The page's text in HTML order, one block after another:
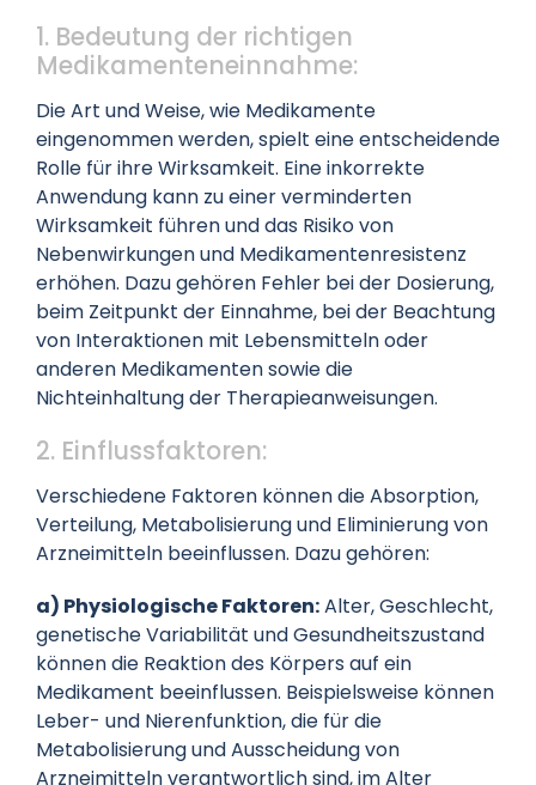
1. Bedeutung der richtigen
Medikamenteneinnahme:
Die Art und Weise, wie Medikamente
eingenommen werden, spielt eine entscheidende
Rolle für ihre Wirksamkeit. Eine inkorrekte
Anwendung kann zu einer verminderten
Wirksamkeit führen und das Risiko von
Nebenwirkungen und Medikamentenresistenz
erhöhen. Dazu gehören Fehler bei der Dosierung,
beim Zeitpunkt der Einnahme, bei der Beachtung
von Interaktionen mit Lebensmitteln oder
anderen Medikamenten sowie die
Nichteinhaltung der Therapieanweisungen.
2. Einflussfaktoren:
Verschiedene Faktoren können die Absorption,
Verteilung, Metabolisierung und Eliminierung von
Arzneimitteln beeinflussen. Dazu gehören:
a) Physiologische Faktoren:Alter, Geschlecht,
genetische Variabilität und Gesundheitszustand
können die Reaktion des Körpers auf ein
Medikament beeinflussen. Beispielsweise können
Leber- und Nierenfunktion, die für die
Metabolisierung und Ausscheidung von
Arzneimitteln verantwortlich sind, im Alter